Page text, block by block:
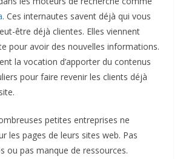
. Ces internautes savent déjà qui vous
être déjà clientes. Elles viennent
pour avoir des nouvelles informations.
la vocation d’apporter du contenus
pour faire revenir les clients déjà
petites entreprises ne
les pages de leurs sites web. Pas
ou pas manque de ressources.